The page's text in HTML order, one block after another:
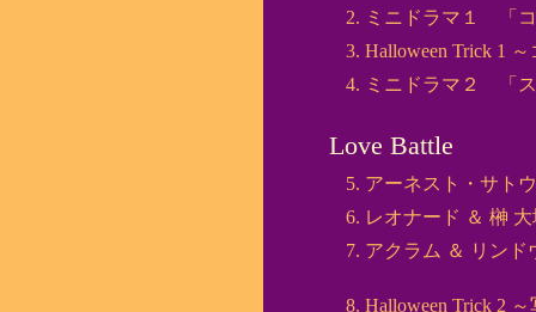
ミニドラマ１ 「
Halloween Trick 1
ミニドラマ２ 「
Love Battle
アーネスト・サト
レオナード ＆ 榊
アクラム ＆ リンド
Halloween Trick 2